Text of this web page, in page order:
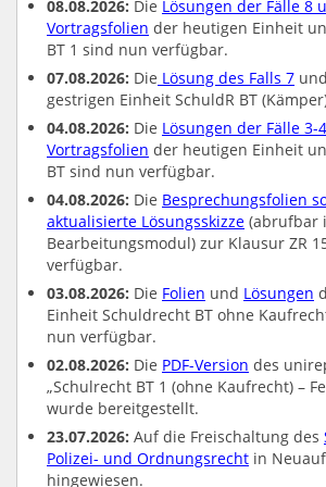
08.08.2026: Die Lösungen der Fälle 8
Vortragsfolien der heutigen Einheit
BT 1 sind nun verfügbar.
07.08.2026: Die Lösung des Falls 7
gestrigen Einheit SchuldR BT
04.08.2026: Die Lösungen der Fälle 3-4
Vortragsfolien der heutigen Einheit
BT sind nun verfügbar.
04.08.2026: Die Besprechungsfolien
aktualisierte Lösungsskizze (abrufbar
Bearbeitungsmodul) zur Klausur ZR
verfügbar.
03.08.2026: Die Folien und Lösungen
Einheit Schuldrecht BT ohne
nun verfügbar.
02.08.2026: Die PDF-Version des
„Schulrecht BT 1 (ohne Kaufrecht) –
wurde bereitgestellt.
23.07.2026: Auf die Freischaltung des
Polizei- und Ordnungsrecht in
hingewiesen.